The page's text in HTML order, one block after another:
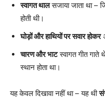
स्वागत थालसजाया जाता था –
होती थी।
घोड़ों और हाथियों पर सवार होकर
चारण और भाटस्वागत गीत गाते
स्थान होता था।
यह केवल दिखावा नहीं था – यह थी